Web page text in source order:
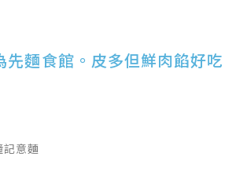
先麵食館。皮多但鮮肉餡好吃
意麵